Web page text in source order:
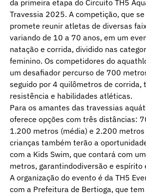
da primeira etapa do Circuito TH5
Travessia 2025. A competição, que
promete reunir atletas de diversas
variando de 10 a 70 anos, em um
natação e corrida, dividido nas
feminino. Os competidores do
um desafiador percurso de 700
seguido por 4 quilômetros de corrida,
resistência e habilidades atléticas.
Para os amantes das travessias
oferece opções com três distâncias:
1.200 metros (média) e 2.200 metros
crianças também terão a
com a Kids Swim, que contará com
metros, garantindodiversão e espírito
A organização do evento é da TH5
com a Prefeitura de Bertioga, que